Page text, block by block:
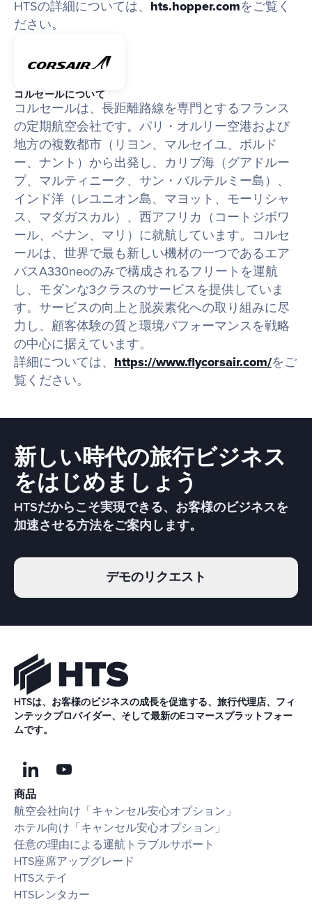
HTSの詳細については、
hts.hopper.comをご覧く
ださい。
コルセールについて
コルセールは、長距離路線を専門とするフランス
の定期航空会社です。パリ・オルリー空港および
地方の複数都市（リヨン、マルセイユ、ボルド
ー、ナント）から出発し、カリブ海（グアドルー
プ、マルティニーク、サン・バルテルミー島）、
インド洋（レユニオン島、マヨット、モーリシャ
ス、マダガスカル）、西アフリカ（コートジボワ
ール、ベナン、マリ）に就航しています。コルセ
ールは、世界で最も新しい機材の一つであるエア
バスA330neoのみで構成されるフリートを運航
し、モダンな3クラスのサービスを提供していま
す。サービスの向上と脱炭素化への取り組みに尽
力し、顧客体験の質と環境パフォーマンスを戦略
の中心に据えています。
詳細については、
https://www.flycorsair.com/をご
覧ください。
新しい時代の旅行ビジネス
をはじめましょう
HTSだからこそ実現できる、お客様のビジネスを
加速させる方法をご案内します。
デモのリクエスト
HTSは、お客様のビジネスの成長を促進する、旅行代理店、フィ
ンテックプロバイダー、そして最新のEコマースプラットフォー
ムです。
商品
航空会社向け「キャンセル安心オプション」
ホテル向け「キャンセル安心オプション」
任意の理由による運航トラブルサポート
HTS座席アップグレード
HTSステイ
HTSレンタカー